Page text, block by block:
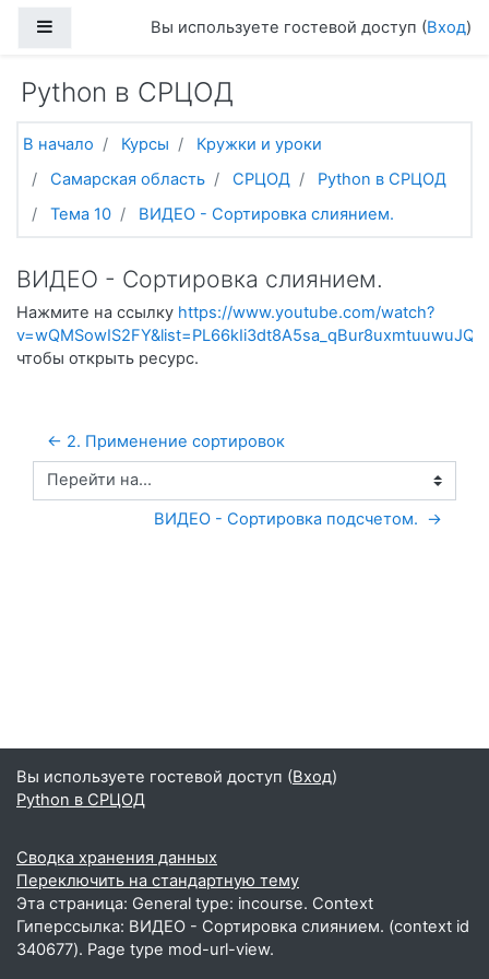
Боковая панельВы используете гостевой доступ (Вход)
Python в СРЦОД
В начало Курсы
Кружки и уроки
Самарская область
СРЦОД
Python в СРЦОД
Тема 10
ВИДЕО - Сортировка слиянием.
ВИДЕО - Сортировка слиянием.
Нажмите на ссылку https://www.youtube.com/watch?
чтобы открыть ресурс.
← 2. Применение сортировок
Перейти на...
ВИДЕО - Сортировка подсчетом.  →
Вы используете гостевой доступ (Вход)
Python в СРЦОД
Сводка хранения данных
Переключить на стандартную тему
Эта страница: General type: incourse. Context
Гиперссылка: ВИДЕО - Сортировка слиянием. (context id
340677). Page type mod-url-view.